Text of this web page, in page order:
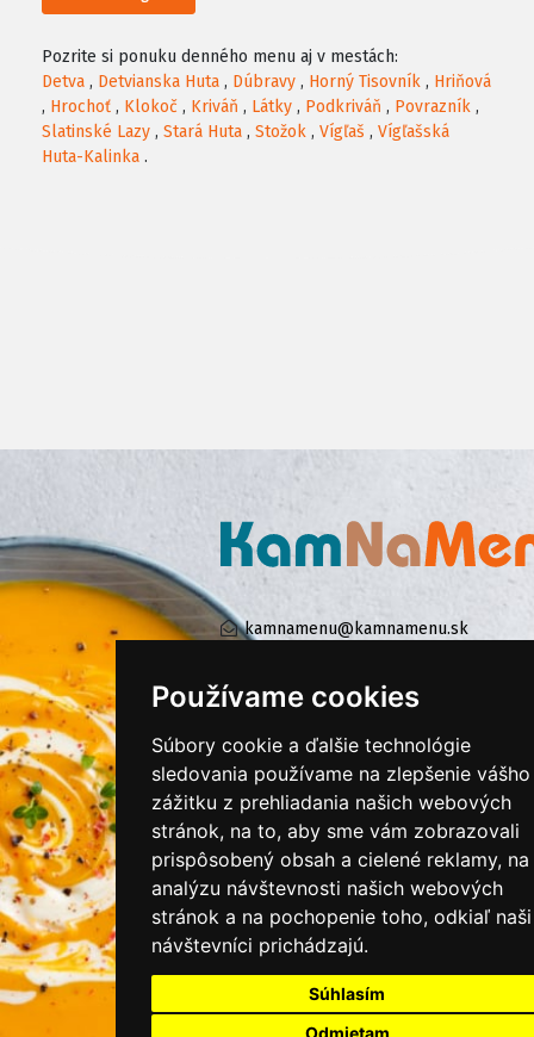
Používame cookies
Súbory cookie a ďalšie technológie
sledovania používame na zlepšenie vášho
zážitku z prehliadania našich webových
stránok, na to, aby sme vám zobrazovali
prispôsobený obsah a cielené reklamy, na
analýzu návštevnosti našich webových
stránok a na pochopenie toho, odkiaľ naši
návštevníci prichádzajú.
Súhlasím
Odmietam
Pozrite si ponuku denného menu aj v mestách:
Detva , Detvianska Huta , Dúbravy , Horný Tisovník , Hriňová
, Hrochoť , Klokoč , Kriváň , Látky , Podkriváň , Povrazník ,
Slatinské Lazy , Stará Huta , Stožok , Vígľaš , Vígľašská
Huta-Kalinka .
kamnamenu@kamnamenu.sk
KONTAKTUJTE NÁS
PRIHLÁSIŤ SA DO ZÁKAZNÍCKEJ ZÓNY
Všeobecné obchodné podmienky
Ochrana osobných údajov
Cookies
Moje KamNaMenu